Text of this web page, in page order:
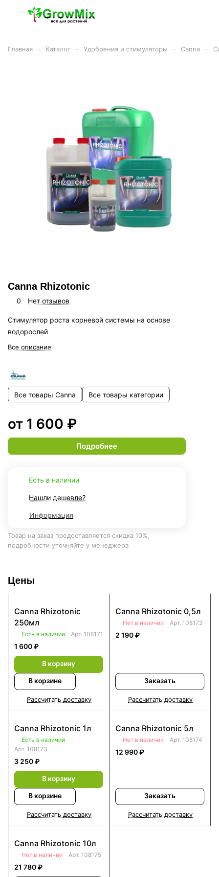
Главная Каталог Удобрения и стимуляторы Canna
Canna Rhizotonic
0 Нет отзывов
Стимулятор роста корневой системы на основе
водорослей
Все описание
Все товары Canna Все товары категории
от 1 600 ₽
Подробнее
Есть в наличии
Нашли дешевле?
Информация
Товар на заказ предоставляется скидка 10%,
подробности уточняйте у менеджера
Цены
Canna Rhizotonic
250мл
Есть в наличии Арт. 108171
1 600 ₽
В корзину
В корзине
Рассчитать доставку
Canna Rhizotonic 0,5л
Нет в наличии Арт. 108172
2 190 ₽
Заказать
Рассчитать доставку
Canna Rhizotonic 1л
Есть в наличии
Арт. 108173
3 250 ₽
В корзину
В корзине
Рассчитать доставку
Canna Rhizotonic 5л
Нет в наличии Арт. 108174
12 990 ₽
Заказать
Рассчитать доставку
Canna Rhizotonic 10л
Нет в наличии Арт. 108175
21 780 ₽